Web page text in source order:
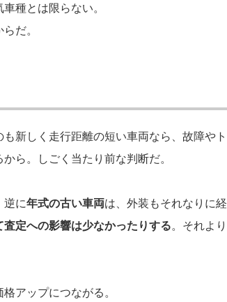
種とは限らない。
だ。
も新しく走行距離の短い車両なら、故障やト
ら。しごく当たり前な判断だ。
逆に年式の古い車両は、外装もそれなりに経
定への影響は少なかったりする。それより
アップにつながる。